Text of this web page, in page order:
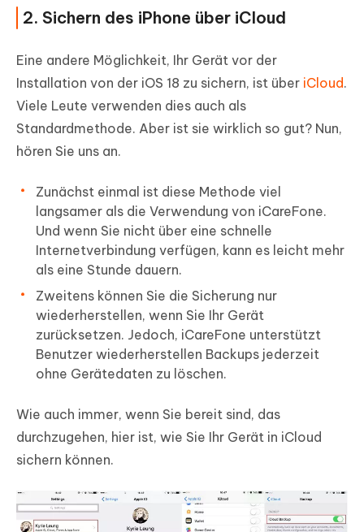
2. Sichern des iPhone über iCloud
Eine andere Möglichkeit, Ihr Gerät vor der
Installation von der iOS 18 zu sichern, ist über iCloud.
Viele Leute verwenden dies auch als
Standardmethode. Aber ist sie wirklich so gut? Nun,
hören Sie uns an.
Zunächst einmal ist diese Methode viel
langsamer als die Verwendung von iCareFone.
Und wenn Sie nicht über eine schnelle
Internetverbindung verfügen, kann es leicht mehr
als eine Stunde dauern.
Zweitens können Sie die Sicherung nur
wiederherstellen, wenn Sie Ihr Gerät
zurücksetzen. Jedoch, iCareFone unterstützt
Benutzer wiederherstellen Backups jederzeit
ohne Gerätedaten zu löschen.
Wie auch immer, wenn Sie bereit sind, das
durchzugehen, hier ist, wie Sie Ihr Gerät in iCloud
sichern können.